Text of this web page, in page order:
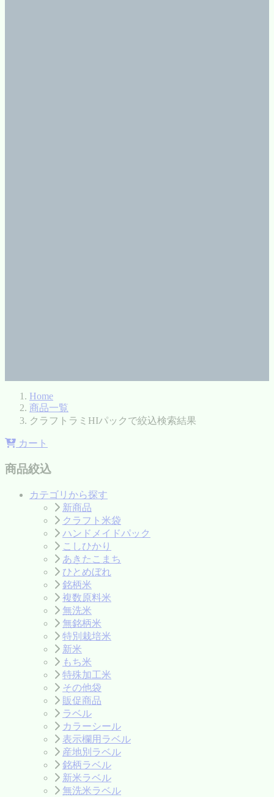
Home
商品一覧
クラフトラミHIパックで絞込検索結果
カート
商品絞込
カテゴリから探す
新商品
クラフト米袋
ハンドメイドパック
こしひかり
あきたこまち
ひとめぼれ
銘柄米
複数原料米
無洗米
無銘柄米
特別栽培米
新米
もち米
特殊加工米
その他袋
販促商品
ラベル
カラーシール
表示欄用ラベル
産地別ラベル
銘柄ラベル
新米ラベル
無洗米ラベル